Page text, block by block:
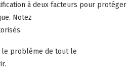
à deux facteurs pour protéger
Notez
le problème de tout le